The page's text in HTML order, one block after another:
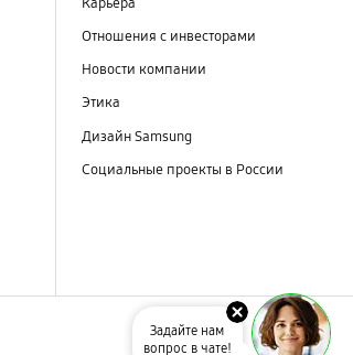
Карьера
Отношения с инвесторами
Новости компании
Этика
Дизайн Samsung
Социальные проекты в России
Задайте нам
вопрос в чате!